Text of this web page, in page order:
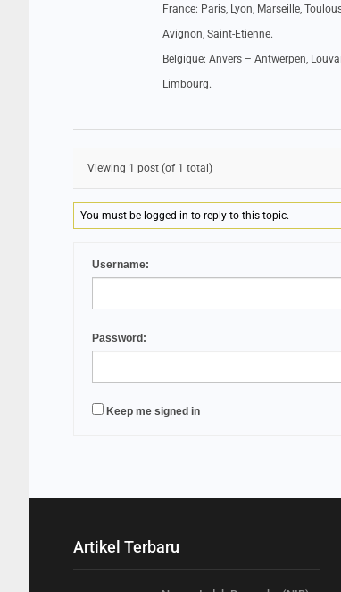
France: Paris, Lyon, Marseille,
Avignon, Saint-Etienne.
Belgique: Anvers – Antwerpen,
Limbourg.
Viewing 1 post (of 1 total)
You must be logged in to reply to this topic.
Username:
Password:
Keep me signed in
Artikel Terbaru